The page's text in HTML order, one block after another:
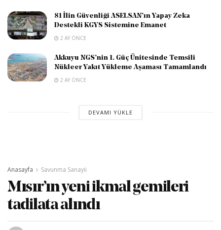
81 İlin Güvenliği ASELSAN’ın Yapay Zeka
Destekli KGYS Sistemine Emanet
2 AY ÖNCE
Akkuyu NGS’nin 1. Güç Ünitesinde Temsili
Nükleer Yakıt Yükleme Aşaması Tamamlandı
2 AY ÖNCE
DEVAMI YÜKLE
Anasayfa Savunma Sanayii
Mısır’ın yeni ikmal gemileri
tadilata alındı